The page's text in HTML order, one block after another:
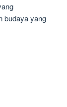
budaya yang